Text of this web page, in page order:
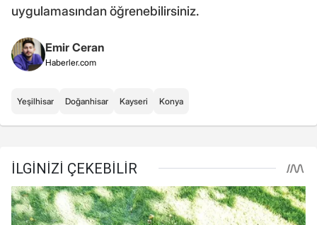
uygulamasından öğrenebilirsiniz.
Emir Ceran
Haberler.com
Yeşilhisar Doğanhisar Kayseri Konya